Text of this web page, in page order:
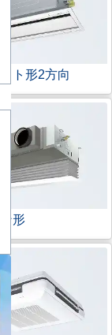
ット形2方向
形